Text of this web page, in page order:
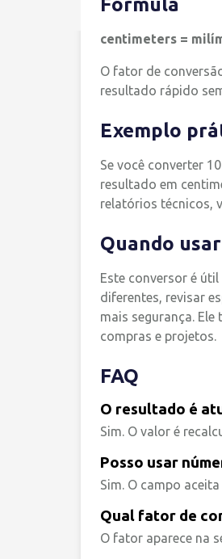
Fórmula
centimeters =
O fator de
resultado rápido
Exemplo
Se você converter
resultado em
relatórios técnicos,
Quando
Este conversor é
diferentes, revisar
mais segurança.
compras e projetos.
FAQ
O resultado é
Sim. O valor é
Posso usar
Sim. O campo
Qual fator de
O fator aparece na